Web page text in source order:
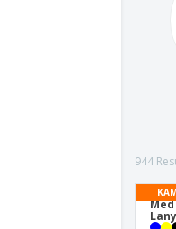
944